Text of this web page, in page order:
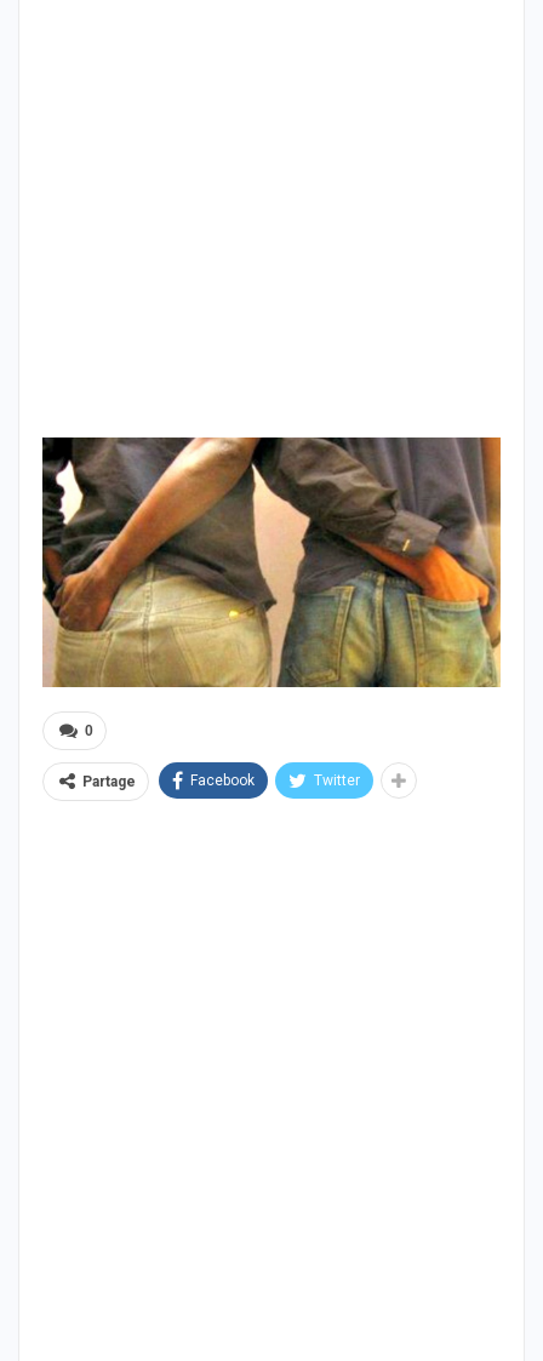
0
Partage Facebook Twitter